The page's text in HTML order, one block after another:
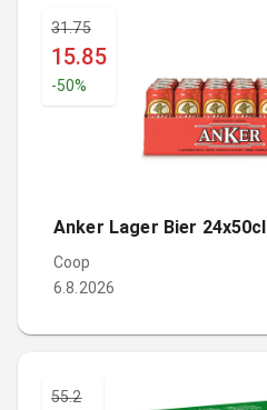
31.75
15.85
-50%
Anker Lager Bier 24x50cl
Coop
6.8.2026
55.2